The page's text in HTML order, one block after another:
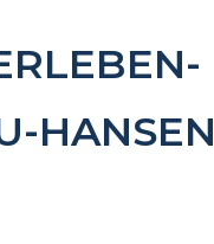
HANSEN